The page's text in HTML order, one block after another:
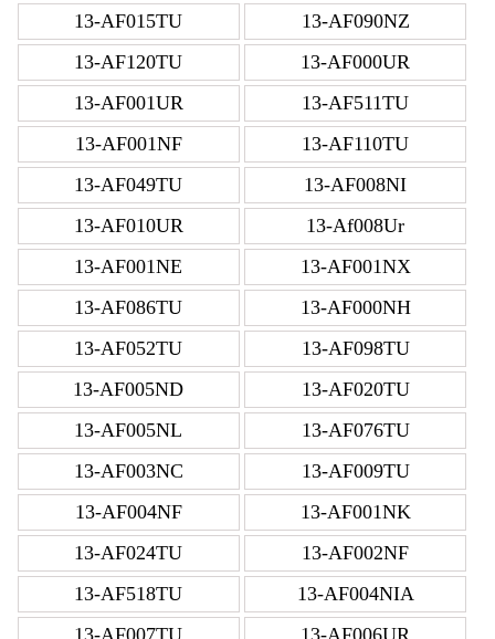
13-AF015TU
13-AF090NZ
13-AF120TU
13-AF000UR
13-AF001UR
13-AF511TU
13-AF001NF
13-AF110TU
13-AF049TU
13-AF008NI
13-AF010UR
13-Af008Ur
13-AF001NE
13-AF001NX
13-AF086TU
13-AF000NH
13-AF052TU
13-AF098TU
13-AF005ND
13-AF020TU
13-AF005NL
13-AF076TU
13-AF003NC
13-AF009TU
13-AF004NF
13-AF001NK
13-AF024TU
13-AF002NF
13-AF518TU
13-AF004NIA
13-AF007TU
13-AF006UR